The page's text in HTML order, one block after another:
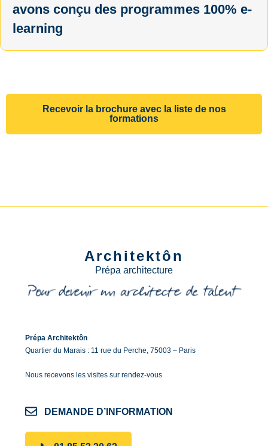
avons conçu des programmes 100% e-
learning
Recevoir la brochure avec la liste de nos
formations
Architektôn
Prépa architecture
Prépa Architektôn
Quartier du Marais : 11 rue du Perche, 75003 – Paris
Nous recevons les visites sur rendez-vous
DEMANDE D’INFORMATION